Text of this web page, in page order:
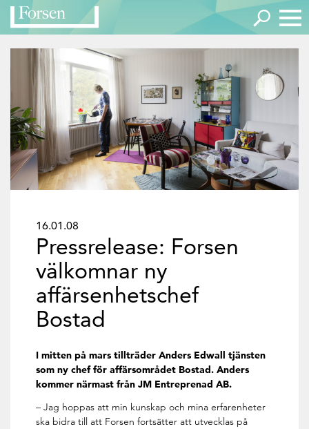
16.01.08
Pressrelease: Forsen
välkomnar ny
affärsenhetschef
Bostad
​I mitten på mars tillträder Anders Edwall tjänsten
som ny chef för affärsområdet Bostad. Anders
kommer närmast från JM Entreprenad AB.
– Jag hoppas att min kunskap och mina erfarenheter
ska bidra till att Forsen fortsätter att utvecklas på